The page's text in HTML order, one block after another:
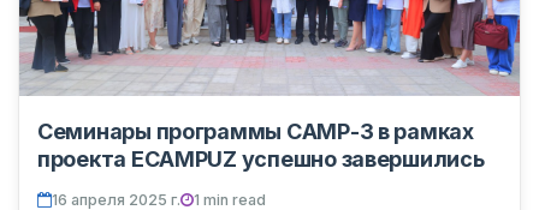
Семинары программы CAMP-3 в рамках
проекта ECAMPUZ успешно завершились
16 апреля 2025 г. 1 min read